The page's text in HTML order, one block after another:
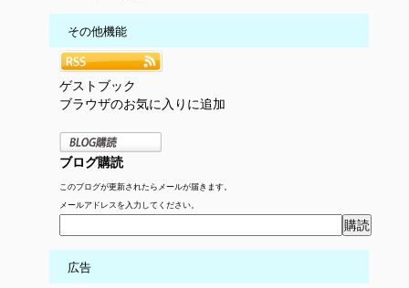
その他機能
ゲストブック
ブラウザのお気に入りに追加
ブログ購読
このブログが更新されたらメールが届きます。
メールアドレスを入力してください。
広告